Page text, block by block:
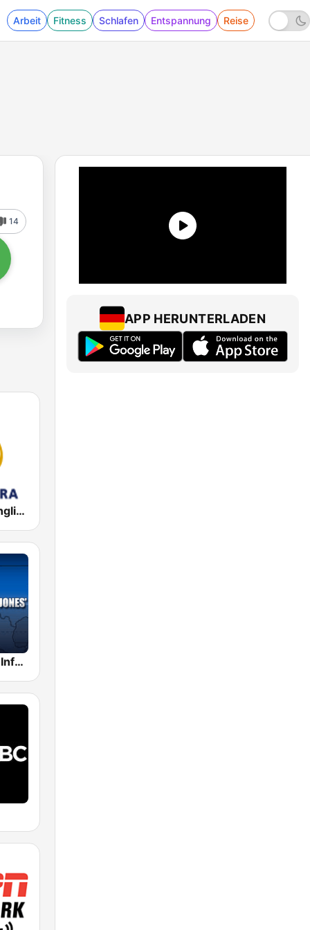
Arbeit Fitness Schlafen Entspannung Reise
14
Al Jazeera English (قناة الجزيرة)
Alex Jones - Infowars.com
APP HERUNTERLADEN